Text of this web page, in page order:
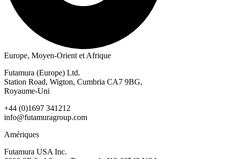
Europe, Moyen-Orient et Afrique
Futamura (Europe) Ltd.
Station Road, Wigton, Cumbria CA7 9BG,
Royaume-Uni
+44 (0)1697 341212
info@futamuragroup.com
Amériques
Futamura USA Inc.